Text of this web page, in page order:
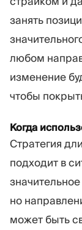
занять
любом
изменение
чтобы
Когда
Стратегия
подходит в
но
может быть